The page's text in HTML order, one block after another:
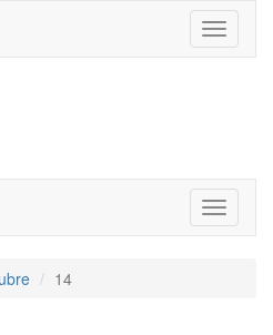
Toggle
14